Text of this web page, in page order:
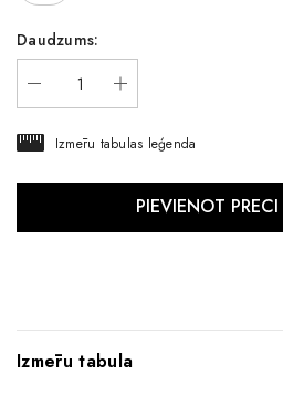
Daudzums:
Izmēru tabulas leģenda
Izmēru tabula